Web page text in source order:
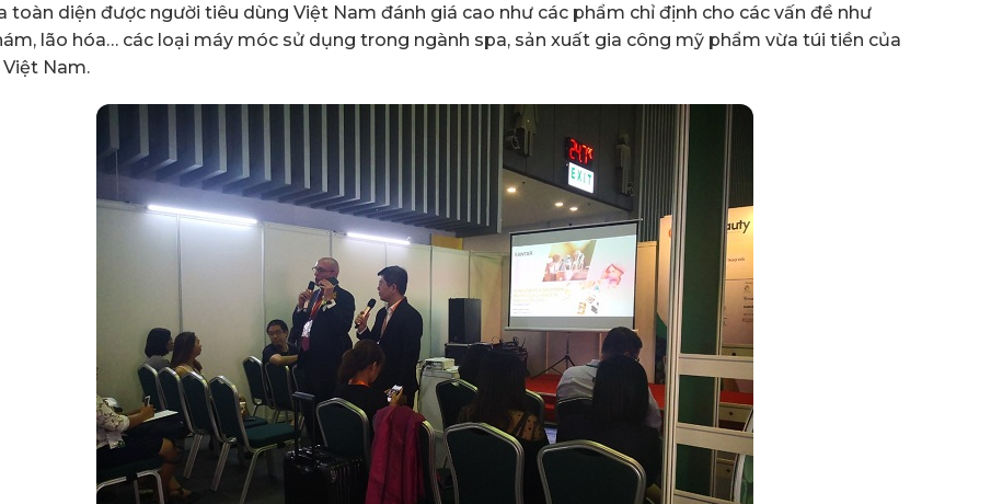
toàn diện được người tiêu dùng Việt Nam đánh giá cao như các phẩm chỉ định cho các vấn đề như
lão hóa… các loại máy móc sử dụng trong ngành spa, sản xuất gia công mỹ phẩm vừa túi tiền của
Nam.